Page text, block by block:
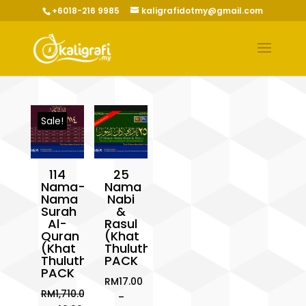
+6018-216 9985 kaligrafidotmy@gmail.com
Sale!
114
Nama-
Nama
Surah
Al-
Quran
(Khat
Thuluth)
PACK
RM1,710.00
25
Nama
Nabi
&
Rasul
(Khat
Thuluth)
PACK
RM17.00
–